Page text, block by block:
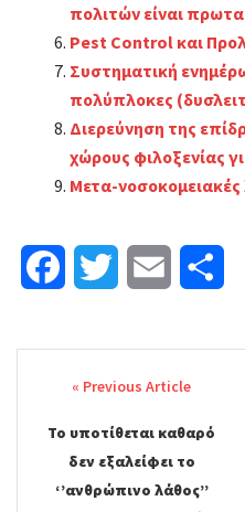
πολιτών είναι
Pest Control και
Συστηματική
πολύπλοκες
Διερεύνηση της
χώρους φιλοξενίας
Μετα-νοσοκομειακές
c
b
o
i
t
t
e
a
i
l
ι
navigation
Το υποτίθεται καθαρό
δεν εξαλείφει το
‘’ανθρώπινο λάθος’’